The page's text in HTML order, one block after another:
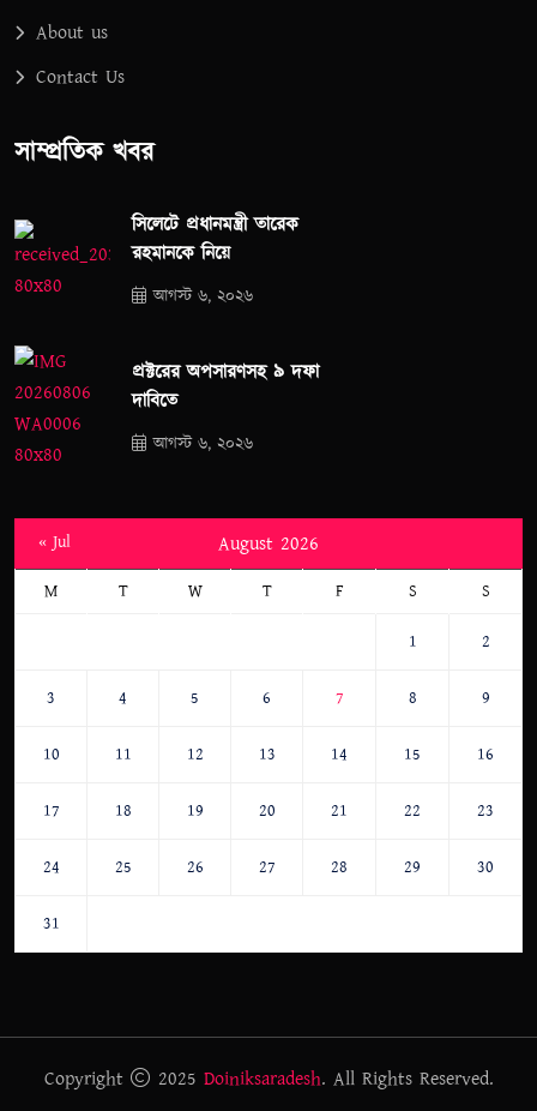
About us
Contact Us
সাম্প্রতিক খবর
সিলেটে প্রধানমন্ত্রী তারেক
রহমানকে নিয়ে
আগস্ট ৬, ২০২৬
প্রক্টরের অপসারণসহ ৯ দফা
দাবিতে
আগস্ট ৬, ২০২৬
August 2026
M T W T F S S
1 2
3 4 5 6 7 8 9
10 11 12 13 14 15 16
17 18 19 20 21 22 23
24 25 26 27 28 29 30
31
« Jul
Copyright 2025 Doiniksaradesh. All Rights Reserved.